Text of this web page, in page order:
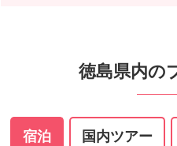
徳島県内の
宿泊 国内ツアー